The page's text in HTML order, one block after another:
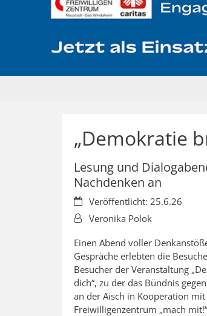
„Demokratie
Lesung und
Nachdenken an
Datum:Veröffentlicht: 25.6.26
Von:Veronika Polok
Einen Abend voller
Gespräche erlebten die
Besucher der Veranstaltung
dich“, zu der das Bündnis
an der Aisch in Kooperation
Freiwilligenzentrum „mach